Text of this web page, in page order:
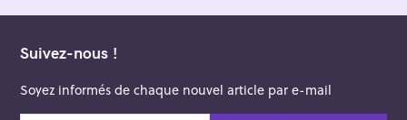
Suivez-nous !
Soyez informés de chaque nouvel article par e-mail